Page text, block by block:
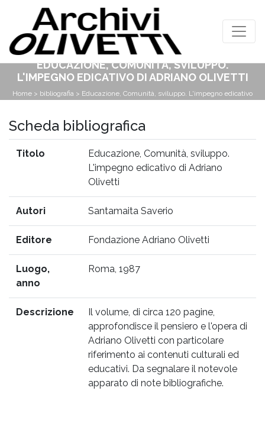
EDUCAZIONE, COMUNITÀ, SVILUPPO.
L'IMPEGNO EDICATIVO DI ADRIANO OLIVETTI
Home > bibliografia > Educazione, Comunità, sviluppo. L'impegno edicativo
Scheda bibliografica
Titolo
Educazione, Comunità, sviluppo.
L'impegno edicativo di Adriano
Olivetti
Autori Santamaita Saverio
Editore Fondazione Adriano Olivetti
Luogo,
anno
Roma, 1987
Descrizione
Il volume, di circa 120 pagine,
approfondisce il pensiero e l'opera di
Adriano Olivetti con particolare
riferimento ai contenuti culturali ed
educativi. Da segnalare il notevole
apparato di note bibliografiche.